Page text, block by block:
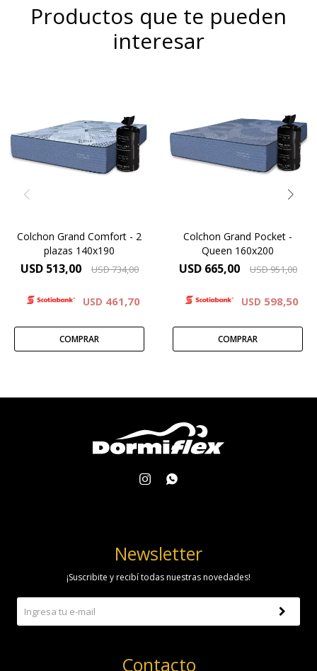
Productos que te pueden
interesar
arquitectura interna
pensada para lograr lo que
pocos colchones consiguen:
una superficie envolvente
que abraza el cuerpo, y un
núcleo firme que sostiene
correctamente la columna.
Colchon Grand Comfort - 2
plazas 140x190
USD 513,00 USD734,00
USD 461,70
Pocket premium que llega
compactado en bolsa y
entra donde otros no
entran.Lo movés sin
esfuerzo. Lo abrís. Se
expande. Y aparece un
verdadero King Koil de 30
Colchon Grand Pocket -
Queen 160x200
USD 665,00 USD951,00
USD 598,50
 
Contacto
Newsletter
¡Suscribite y recibí todas nuestras novedades!